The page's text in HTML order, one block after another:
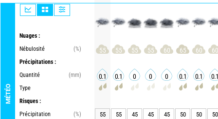
MÉTÉO
Nuages :
Nébulosité
(%)
Précipitations :
Quantité
(mm)
Type
Risques :
Précipitation
(%)
55 55 55 55 60 65 60 60
0.1 0.1 0 0 0 0.1 0.1
55 55 45 45 45 50 50 50